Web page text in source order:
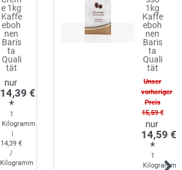
e 1kg
Kaffe
eboh
nen
Baris
ta
Quali
tät
14,39 €
*
1
Kilogramm
|
14,39 €
/
Kilogramm
1kg
Kaffe
eboh
nen
Baris
ta
Quali
tät
Unser
vorheriger
Preis
15,59 €
14,59 €
*
1
Kilogramm